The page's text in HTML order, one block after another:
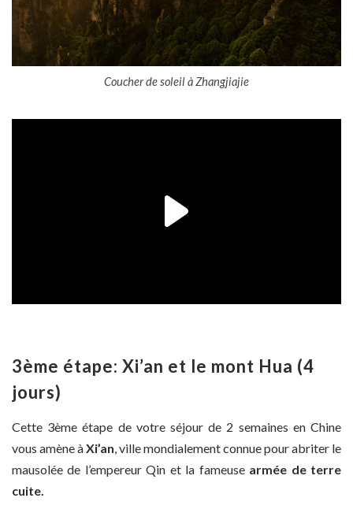
Coucher de soleil à Zhangjiajie
3ème étape: Xi’an et le mont Hua (4
jours)
Cette 3ème étape de votre séjour de 2 semaines en Chine
vous amène àXi’an , ville mondialement connue pour abriter le
mausolée de l’empereur Qin et la fameuse armée de terre
cuite.